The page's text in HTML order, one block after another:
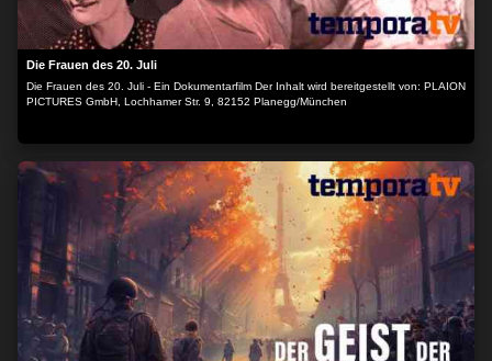
Die Frauen des 20. Juli
Die Frauen des 20. Juli - Ein Dokumentarfilm Der Inhalt wird bereitgestellt von: PLAION
PICTURES GmbH, Lochhamer Str. 9, 82152 Planegg/München